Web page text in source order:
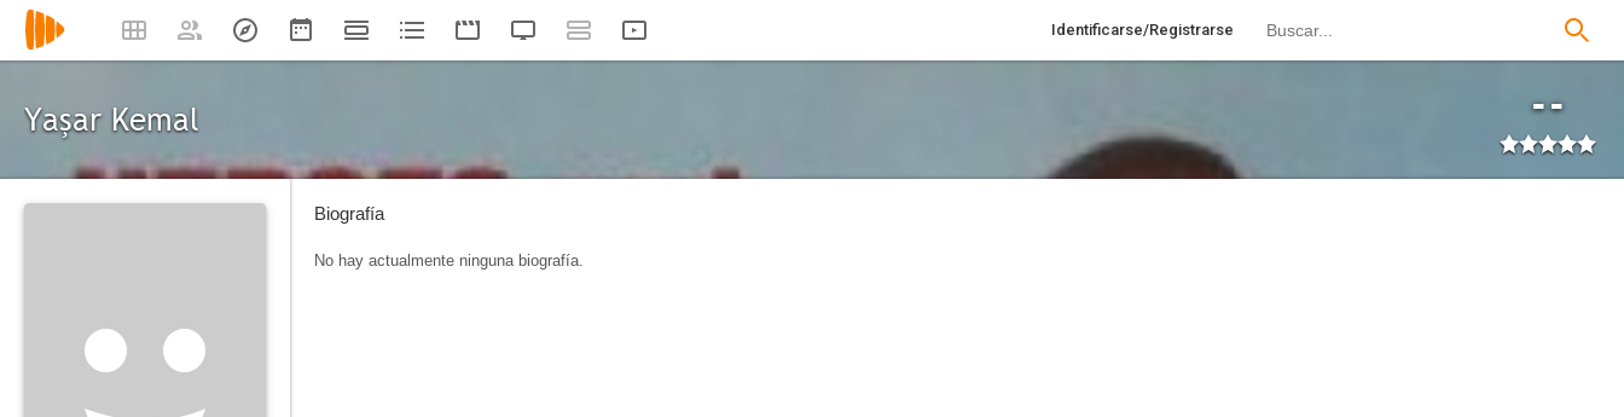
Identificarse/Registrarse
Yaşar Kemal --
Biografía
No hay actualmente ninguna biografía.